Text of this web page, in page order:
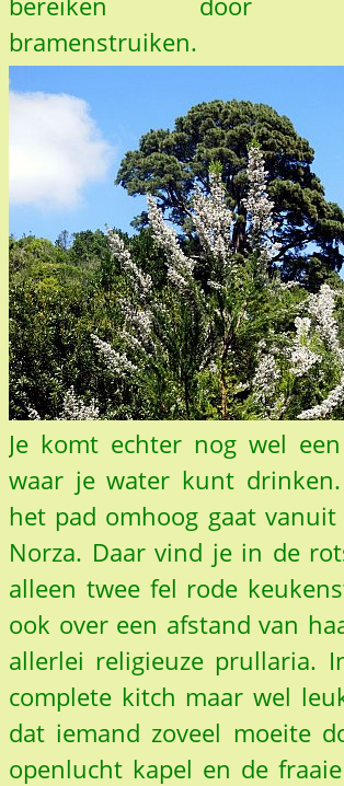
bramenstruiken.
Je komt echter nog wel
waar je water kunt
het pad omhoog gaat vanuit
Norza. Daar vind je in de
alleen twee fel rode
ook over een afstand van
allerlei religieuze prullaria.
complete kitch maar wel
dat iemand zoveel moeite
openlucht kapel en de